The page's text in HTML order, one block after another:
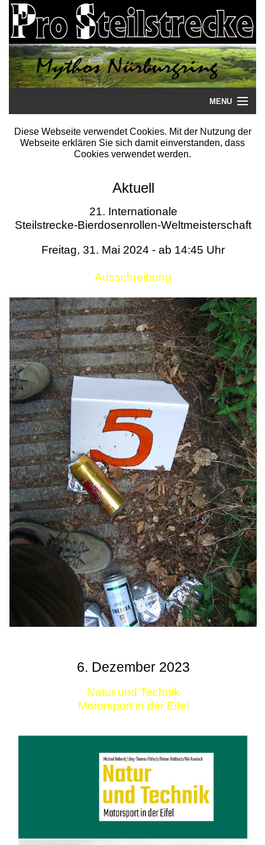
MENU
Startseite
Literatur
Termine
Diese Webseite verwendet Cookies. Mit der Nutzung der
Webseite erklären Sie sich damit einverstanden, dass
Cookies verwendet werden.
Aktuell
21. Internationale
Steilstrecke-Bierdosenrollen-Weltmeisterschaft
Freitag, 31. Mai 2024 - ab 14:45 Uhr
Ausschreibung
6. Dezember 2023
Natur und Technik
Motorsport in der Eifel